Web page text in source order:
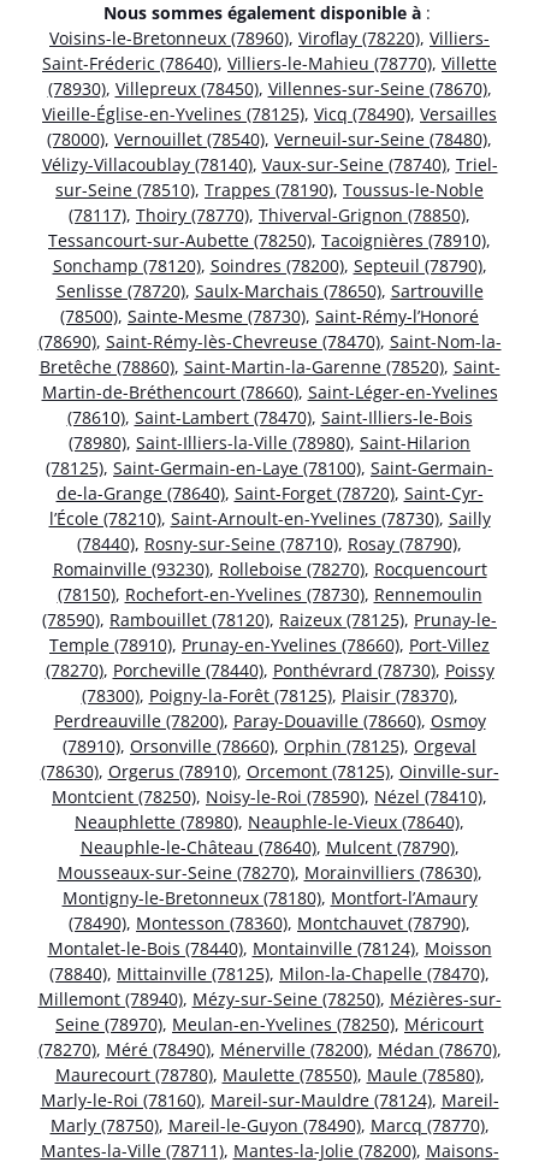
Nous sommes également disponible à :
Voisins-le-Bretonneux (78960), Viroflay (78220), Villiers-
Saint-Fréderic (78640), Villiers-le-Mahieu (78770), Villette
(78930), Villepreux (78450), Villennes-sur-Seine (78670),
Vieille-Église-en-Yvelines (78125), Vicq (78490), Versailles
(78000), Vernouillet (78540), Verneuil-sur-Seine (78480),
Vélizy-Villacoublay (78140), Vaux-sur-Seine (78740), Triel-
sur-Seine (78510), Trappes (78190), Toussus-le-Noble
(78117), Thoiry (78770), Thiverval-Grignon (78850),
Tessancourt-sur-Aubette (78250), Tacoignières (78910),
Sonchamp (78120), Soindres (78200), Septeuil (78790),
Senlisse (78720), Saulx-Marchais (78650), Sartrouville
(78500), Sainte-Mesme (78730), Saint-Rémy-l’Honoré
(78690), Saint-Rémy-lès-Chevreuse (78470), Saint-Nom-la-
Bretêche (78860), Saint-Martin-la-Garenne (78520), Saint-
Martin-de-Bréthencourt (78660), Saint-Léger-en-Yvelines
(78610), Saint-Lambert (78470), Saint-Illiers-le-Bois
(78980), Saint-Illiers-la-Ville (78980), Saint-Hilarion
(78125), Saint-Germain-en-Laye (78100), Saint-Germain-
de-la-Grange (78640), Saint-Forget (78720), Saint-Cyr-
l’École (78210), Saint-Arnoult-en-Yvelines (78730), Sailly
(78440), Rosny-sur-Seine (78710), Rosay (78790),
Romainville (93230), Rolleboise (78270), Rocquencourt
(78150), Rochefort-en-Yvelines (78730), Rennemoulin
(78590), Rambouillet (78120), Raizeux (78125), Prunay-le-
Temple (78910), Prunay-en-Yvelines (78660), Port-Villez
(78270), Porcheville (78440), Ponthévrard (78730), Poissy
(78300), Poigny-la-Forêt (78125), Plaisir (78370),
Perdreauville (78200), Paray-Douaville (78660), Osmoy
(78910), Orsonville (78660), Orphin (78125), Orgeval
(78630), Orgerus (78910), Orcemont (78125), Oinville-sur-
Montcient (78250), Noisy-le-Roi (78590), Nézel (78410),
Neauphlette (78980), Neauphle-le-Vieux (78640),
Neauphle-le-Château (78640), Mulcent (78790),
Mousseaux-sur-Seine (78270), Morainvilliers (78630),
Montigny-le-Bretonneux (78180), Montfort-l’Amaury
(78490), Montesson (78360), Montchauvet (78790),
Montalet-le-Bois (78440), Montainville (78124), Moisson
(78840), Mittainville (78125), Milon-la-Chapelle (78470),
Millemont (78940), Mézy-sur-Seine (78250), Mézières-sur-
Seine (78970), Meulan-en-Yvelines (78250), Méricourt
(78270), Méré (78490), Ménerville (78200), Médan (78670),
Maurecourt (78780), Maulette (78550), Maule (78580),
Marly-le-Roi (78160), Mareil-sur-Mauldre (78124), Mareil-
Marly (78750), Mareil-le-Guyon (78490), Marcq (78770),
Mantes-la-Ville (78711), Mantes-la-Jolie (78200), Maisons-